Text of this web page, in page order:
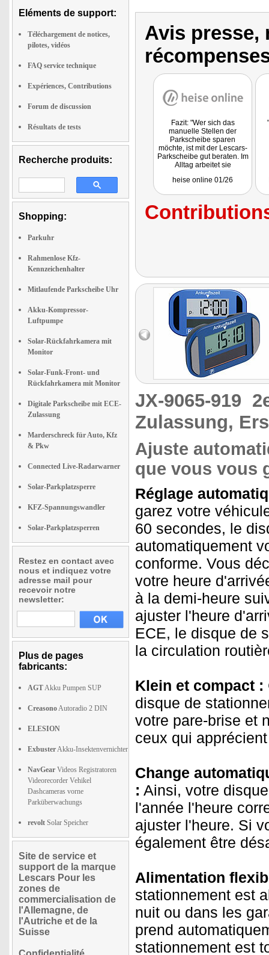
Eléments de support:
Téléchargement de notices,
pilotes, vidéos
FAQ service technique
Expériences, Contributions
Forum de discussion
Résultats de tests
Recherche produits:
Shopping:
Parkuhr
Rahmenlose Kfz-
Kennzeichenhalter
Mitlaufende Parkscheibe Uhr
Akku-Kompressor-
Luftpumpe
Solar-Rückfahrkamera mit
Monitor
Solar-Funk-Front- und
Rückfahrkamera mit Monitor
Digitale Parkscheibe mit ECE-
Zulassung
Marderschreck für Auto, Kfz
& Pkw
Connected Live-Radarwarner
Solar-Parkplatzsperre
KFZ-Spannungswandler
Solar-Parkplatzsperren
Restez en contact avec
nous et indiquez votre
adresse mail pour
recevoir notre
newsletter:
Plus de pages
fabricants:
AGTAkku Pumpen SUP
CreasonoAutoradio 2 DIN
ELESION
ExbusterAkku-Insektenvernichter
NavGear Videos Registratoren
Videorecorder Vehikel
Dashcameras vorne
Parküberwachungs
revolt Solar Speicher
Site de service et
support de la marque
Lescars Pour les
zones de
commercialisation de
l'Allemagne, de
l'Autriche et de la
Suisse
Avis presse,
Fazit: "Wer sich das
manuelle Stellen der
Parkscheibe sparen
möchte, ist mit der Lescars-
Parkscheibe gut beraten. Im
Alltag arbeitet sie
Fahrzeughalter vor
und Knopfzelle ermöglicht
lange Laufzeiten. Die
manueller
Einstellmöglichkeit sucht,
liegt hier richtig."
heise online 01/26
JX-9065-919
Zulassung,
Ajuste
que vous vous
Réglage
garez votre
60 secondes, le
automatiquement
conforme. Vous
votre heure
à la demi-heure
ajuster l'heure
ECE, le disque de
la circulation
Klein et compact :
disque de
votre pare-brise et
ceux qui
Change
: Ainsi, votre
l'année l'heure
ajuster l'heure. Si
également être
Alimentation
stationnement est
nuit ou dans les
prend
stationnement est